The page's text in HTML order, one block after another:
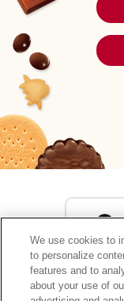
森永製
We use cookies to
to personalize
features and to
about your use of